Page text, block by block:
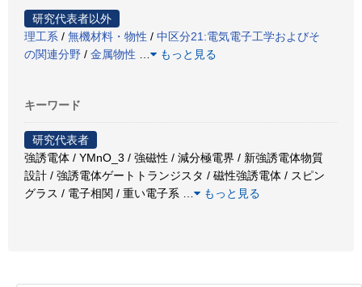
研究代表者以外
理工系 / 無機材料・物性 / 中区分21:電気電子工学およびそ
の関連分野 / 金属物性 もっと見る
キーワード
研究代表者
強誘電体 / YMnO_3 / 強磁性 / 減分極電界 / 新強誘電体物質
設計 / 強誘電体ゲートトランジスタ / 磁性強誘電体 / スピン
グラス / 電子相関 / 重い電子系
もっと見る